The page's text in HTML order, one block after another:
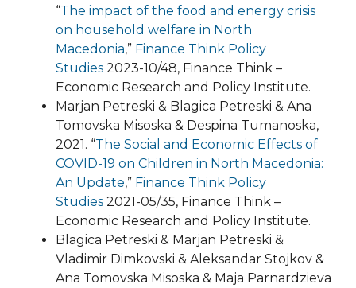
“The impact of the food and energy crisis
on household welfare in North
Macedonia,” Finance Think Policy
Studies 2023-10/48, Finance Think –
Economic Research and Policy Institute.
Marjan Petreski & Blagica Petreski & Ana
Tomovska Misoska & Despina Tumanoska,
2021. “The Social and Economic Effects of
COVID-19 on Children in North Macedonia:
An Update,” Finance Think Policy
Studies 2021-05/35, Finance Think –
Economic Research and Policy Institute.
Blagica Petreski & Marjan Petreski &
Vladimir Dimkovski & Aleksandar Stojkov &
Ana Tomovska Misoska & Maja Parnardzieva